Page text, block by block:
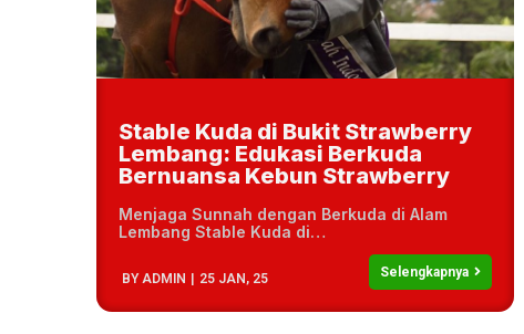
Stable Kuda di Bukit Strawberry
Lembang: Edukasi Berkuda
Bernuansa Kebun Strawberry
BY ADMIN | 25 JAN, 25
Menjaga Sunnah dengan Berkuda di Alam
Lembang Stable Kuda di…
Selengkapnya